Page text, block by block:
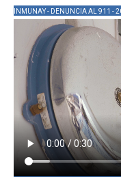
INMUNAY - DENUNCIA AL 911 -